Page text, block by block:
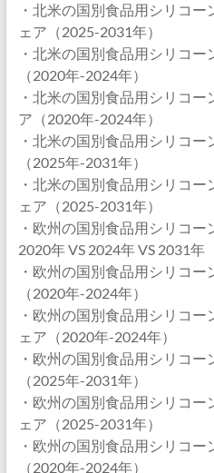
・北米の国別食品用シリコ
ェア（2025-2031年）
・北米の国別食品用シリコ
（2020年-2024年）
・北米の国別食品用シリコ
ア（2020年-2024年）
・北米の国別食品用シリコ
（2025年-2031年）
・北米の国別食品用シリコ
ェア（2025-2031年）
・欧州の国別食品用シリコー
2020年 VS 2024年 VS 2031年
・欧州の国別食品用シリコ
（2020年-2024年）
・欧州の国別食品用シリコ
ェア（2020年-2024年）
・欧州の国別食品用シリコ
（2025年-2031年）
・欧州の国別食品用シリコ
ェア（2025-2031年）
・欧州の国別食品用シリコ
（2020年-2024年）